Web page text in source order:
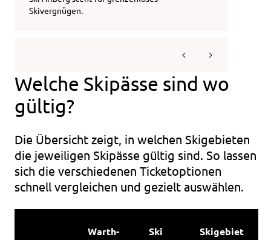
Skivergnügen.
Welche Skipässe sind wo
gültig?
Die Übersicht zeigt, in welchen Skigebieten
die jeweiligen Skipässe gültig sind. So lassen
sich die verschiedenen Ticketoptionen
schnell vergleichen und gezielt auswählen.
Warth-
Ski
Skigebiet